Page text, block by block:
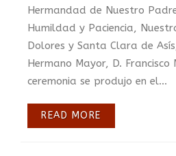
Hermandad de Nuestro
Humildad y Paciencia,
Dolores y Santa Clara de
Hermano Mayor, D. Francisco
ceremonia se produjo en el...
READ MORE